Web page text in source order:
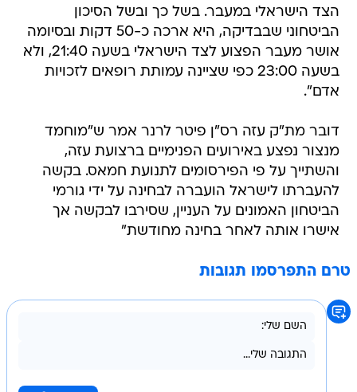
הצד הישראלי במעבר. בשל כך ובשל הסיכון
הביטחוני שבבדיקה, היא ארכה כ-50 דקות ובסיומה
אושר מעבר הפצוע לצד הישראלי בשעה 21:40, ולא
בשעה 23:00 כפי שציינה עמותת רופאים לזכויות
אדם".
דובר מת"ק עזה רס"ן פיטר לרנר אמר ש"מוחמד
מנצור נפצע באירועים הפנימיים ברצועת עזה,
והשתייך על פי הפירסומים לתנועת חמאס. בקשה
להעברתו לישראל הועברה לבחינה על ידי גורמי
הביטחון האמונים על העניין, שסירבו לבקשה אך
אישרו אותה לאחר בחינה מחודשת"
טרם התפרסמו תגובות